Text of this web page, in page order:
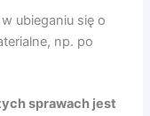
ubieganiu się o
np. po
sprawach jest